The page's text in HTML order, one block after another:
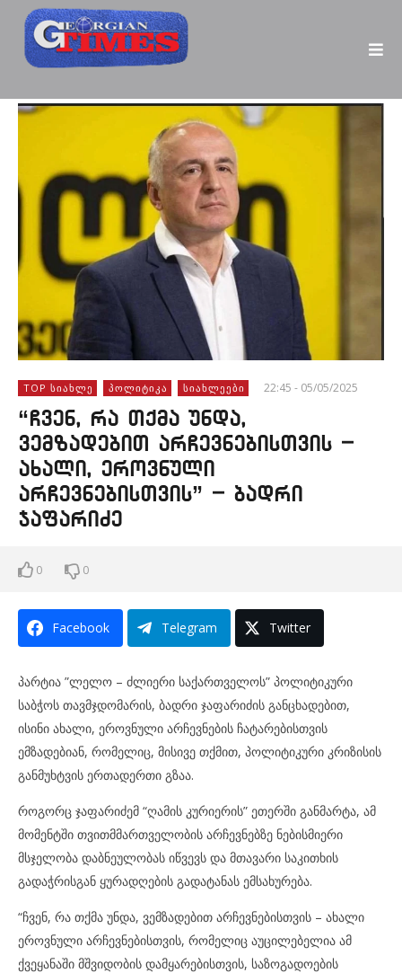
TOP ᲡᲘᲐᲮᲚᲔ ᲞᲝᲚᲘᲢᲘᲙᲐ ᲡᲘᲐᲮᲚᲔᲔᲑᲘ 22:45 - 05/05/2025
“ჩვენ, რა თქმა უნდა,
ვემზადებით არჩევნებისთვის –
ახალი, ეროვნული
არჩევნებისთვის” – ბადრი
ჯაფარიძე
0 0
Facebook Telegram Twitter
პარტია ”ლელო – ძლიერი საქართველოს” პოლიტიკური
საბჭოს თავმჯდომარის, ბადრი ჯაფარიძის განცხადებით,
ისინი ახალი, ეროვნული არჩევნების ჩატარებისთვის
ემზადებიან, რომელიც, მისივე თქმით, პოლიტიკური კრიზისის
განმუხტვის ერთადერთი გზაა.
როგორც ჯაფარიძემ “ღამის კურიერის” ეთერში განმარტა, ამ
მომენტში თვითმმართველობის არჩევნებზე ნებისმიერი
მსჯელობა დაბნეულობას იწვევს და მთავარი საკითხის
გადაჭრისგან ყურადღების გადატანას ემსახურება.
“ჩვენ, რა თქმა უნდა, ვემზადებით არჩევნებისთვის – ახალი
ეროვნული არჩევნებისთვის, რომელიც აუცილებელია ამ
ქვეყანაში მშვიდობის დამყარებისთვის, საზოგადოების